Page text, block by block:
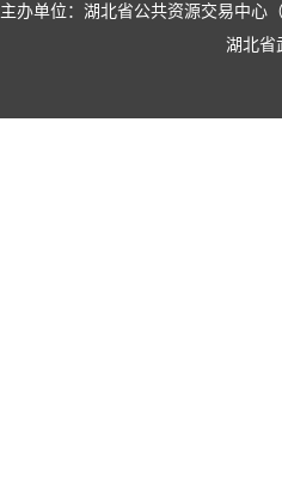
主办单位：湖北省公共资源交易中心
湖北省